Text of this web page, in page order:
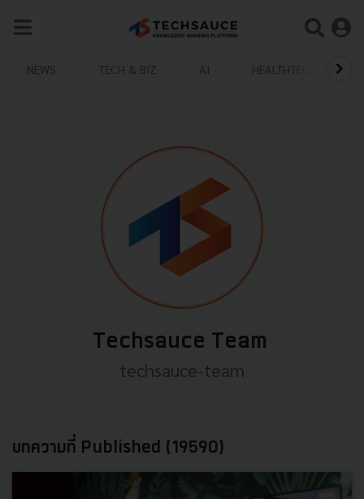
NEWS TECH & BIZ AI HEALTHTECH
Techsauce Team
techsauce-team
บทความที่ Published (19590)